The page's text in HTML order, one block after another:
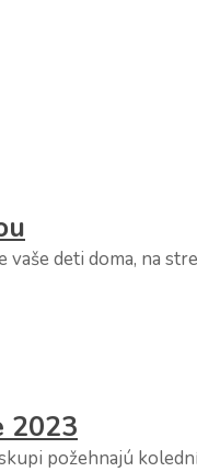
deti doma, na
2023
požehnajú